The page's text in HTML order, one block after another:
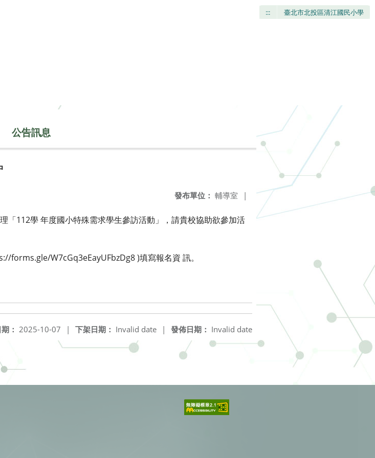
::: 臺北市北投區清江國民小學
公告訊息
發布單位： 輔導室 |
「112學 年度國小特殊需求學生參訪活動」，請貴校協助欲參加活
forms.gle/W7cGq3eEayUFbzDg8 )填寫報名資 訊。
發佈日期： Invalid date
下架日期： Invalid date |
： 2025-10-07 |